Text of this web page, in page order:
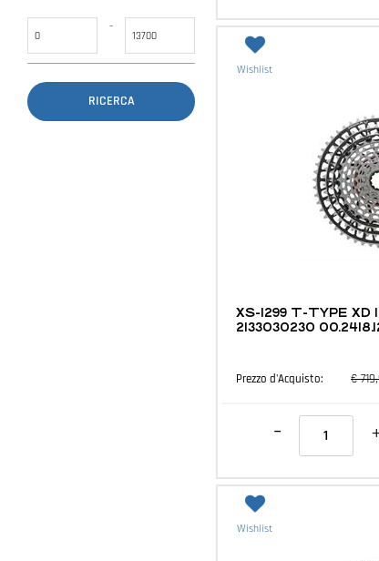
-
Wishlist
XS-1299 T-TYPE XD
2133030230
Prezzo d'Acquisto: €
Quantità
Wishlist